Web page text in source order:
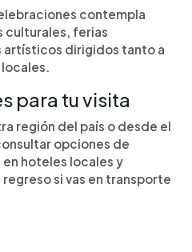
contempla
culturales, ferias
artísticos dirigidos tanto a
para tu visita
región del país o desde el
opciones de
hoteles locales y
si vas en transporte